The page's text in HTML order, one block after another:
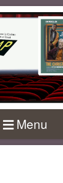
Menu